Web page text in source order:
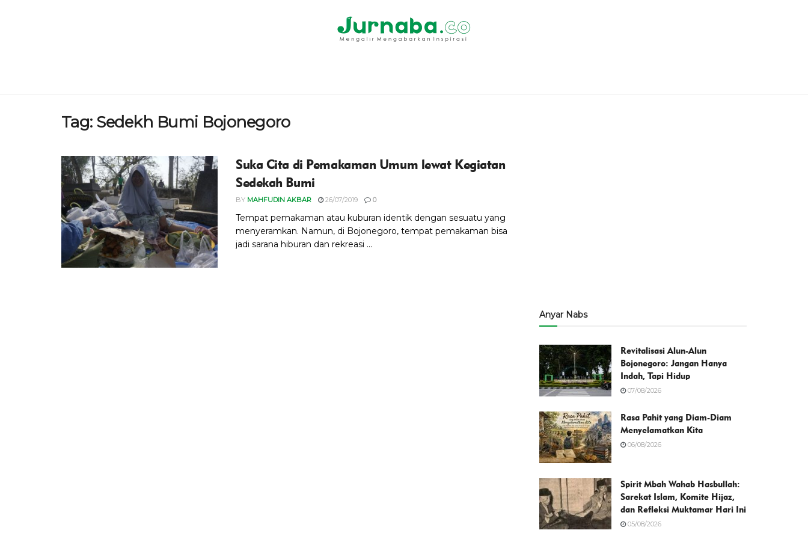
Tag: Sedekh Bumi Bojonegoro
Suka Cita di Pemakaman Umum lewat Kegiatan
Sedekah Bumi
BY MAHFUDIN AKBAR 26/07/2019 0
Tempat pemakaman atau kuburan identik dengan sesuatu yang
menyeramkan. Namun, di Bojonegoro, tempat pemakaman bisa
jadi sarana hiburan dan rekreasi ...
Anyar Nabs
Revitalisasi Alun-Alun
Bojonegoro: Jangan Hanya
Indah, Tapi Hidup
07/08/2026
Rasa Pahit yang Diam-Diam
Menyelamatkan Kita
06/08/2026
Spirit Mbah Wahab Hasbullah:
Sarekat Islam, Komite Hijaz,
dan Refleksi Muktamar Hari Ini
05/08/2026